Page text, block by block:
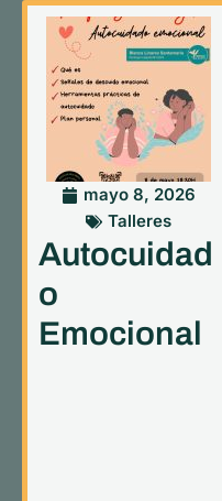
mayo 8, 2026
Talleres
Autocuidad
o
Emocional